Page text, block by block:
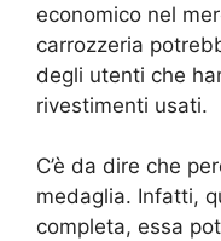
economico nel
carrozzeria
degli utenti che
rivestimenti usati.
C’è da dire che
medaglia. Infatti,
completa, essa